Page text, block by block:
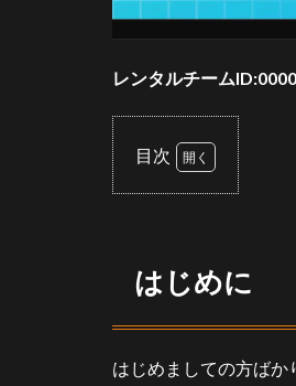
レンタルチーム
目次
に
築
はじめに
はじめましての方ばか